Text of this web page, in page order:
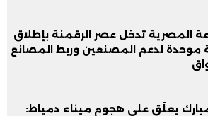
المصرية تدخل عصر الرقمنة بإطلاق
لدعم المصنعين وربط المصانع
يعلّق على هجوم ميناء دمياط: